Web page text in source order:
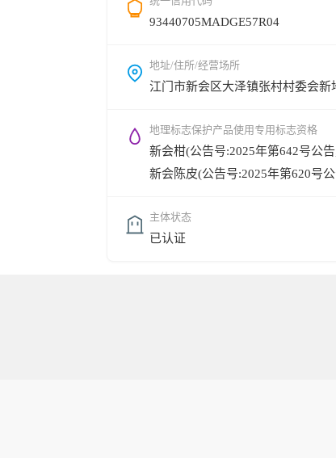
93440705MADGE57R04
地址/住所/经营场所
江门市新会区大泽镇张村村委会新
地理标志保护产品使用专用标志资格
新会柑(公告号:2025年第642号公
新会陈皮(公告号:2025年第620号
主体状态
已认证